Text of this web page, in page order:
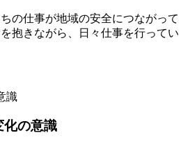
の仕事が地域の安全につながって
抱きながら、日々仕事を行ってい
化の意識